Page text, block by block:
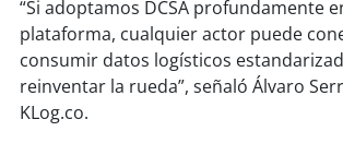
“Si adoptamos DCSA profundamente
plataforma, cualquier actor puede
consumir datos logísticos
reinventar la rueda”, señaló Álvaro
KLog.co.